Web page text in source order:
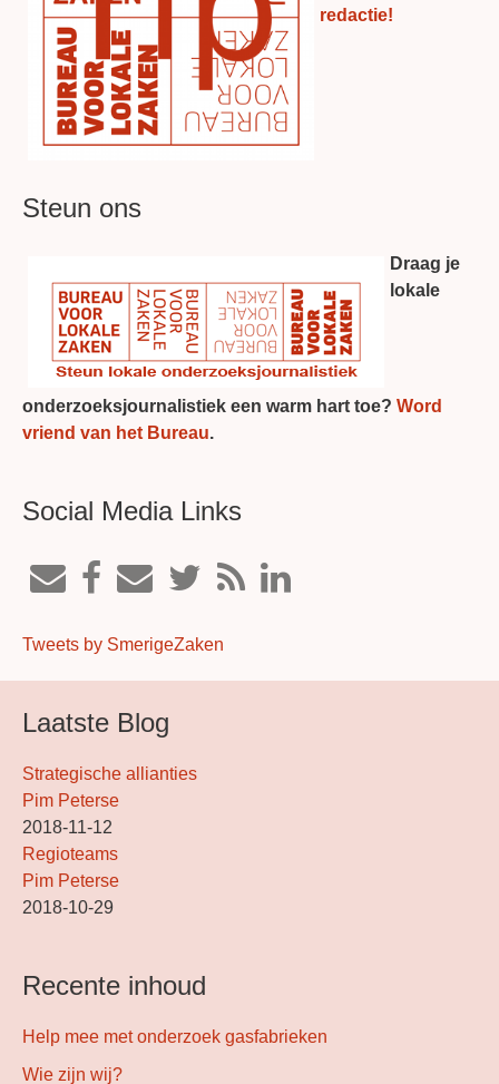
redactie!
Steun ons
Draag je
lokale
onderzoeksjournalistiek een warm hart toe? Word
vriend van het Bureau.
Social Media Links
Tweets by SmerigeZaken
Laatste Blog
Strategische allianties
Pim Peterse
2018-11-12
Regioteams
Pim Peterse
2018-10-29
Recente inhoud
Help mee met onderzoek gasfabrieken
Wie zijn wij?